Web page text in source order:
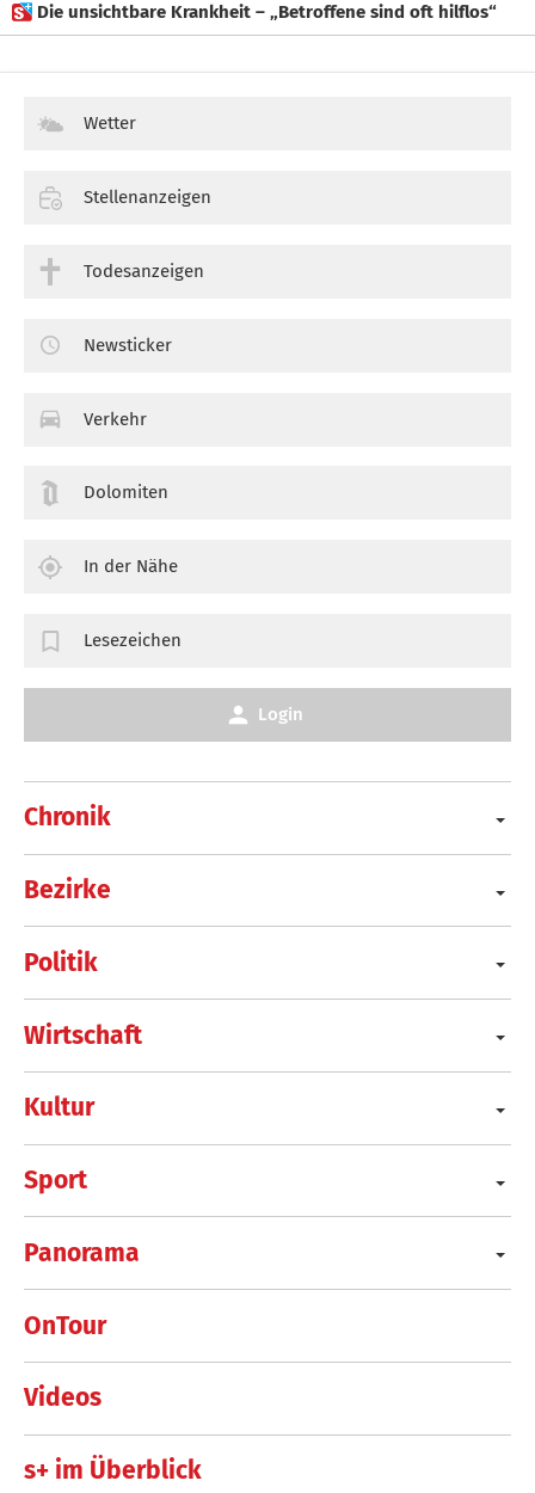
 Die unsichtbare Krankheit – „Betroffene sind oft hilflos“
Chronik
Bezirke
Politik
Wirtschaft
Kultur
Sport
Panorama
OnTour
Videos
s+ im Überblick
Wetter
Stellenanzeigen
Todesanzeigen
Newsticker
Verkehr
Dolomiten
In der Nähe
Lesezeichen
Login